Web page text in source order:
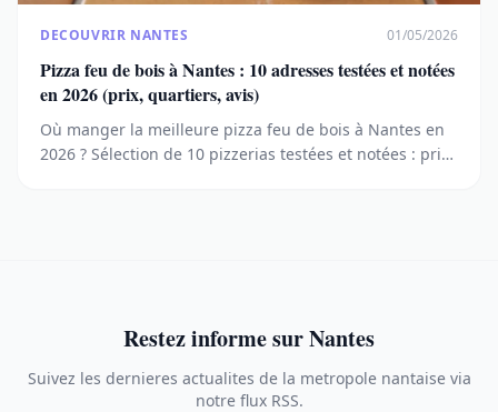
DECOUVRIR NANTES 01/05/2026
Pizza feu de bois à Nantes : 10 adresses testées et notées
en 2026 (prix, quartiers, avis)
Où manger la meilleure pizza feu de bois à Nantes en
2026 ? Sélection de 10 pizzerias testées et notées : prix
Restez informe sur Nantes
Suivez les dernieres actualites de la metropole nantaise via
notre flux RSS.